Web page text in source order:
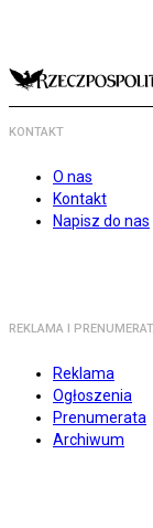
KONTAKT
O nas
Kontakt
Napisz do nas
REKLAMA I
Reklama
Ogłoszenia
Prenumerata
Archiwum